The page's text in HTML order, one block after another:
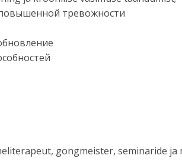
тревожности
gongmeister, seminaride